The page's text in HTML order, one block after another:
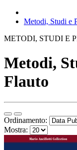
Metodi, Studi e
METODI, STUDI E
Metodi,
Flauto
Ordinamento:
Mostra: